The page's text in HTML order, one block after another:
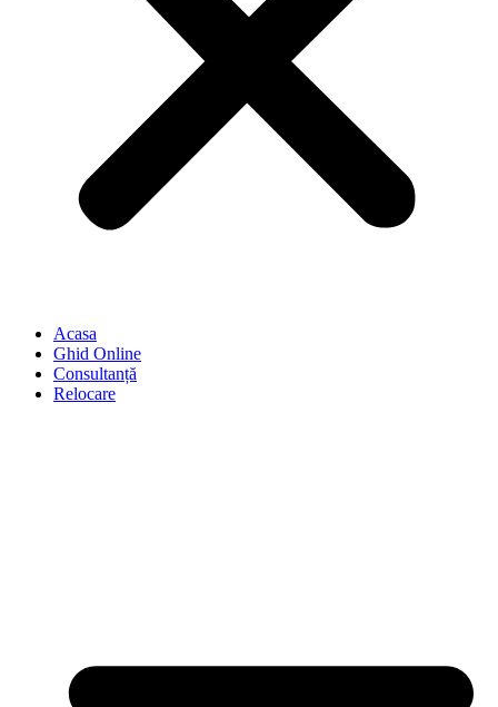
Acasa
Ghid Online
Consultanță
Relocare